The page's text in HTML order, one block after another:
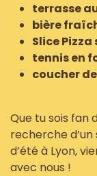
terrasse
bière
Slice
tennis en
coucher
Que tu sois fan
recherche
d’été à Lyon,
avec nous !